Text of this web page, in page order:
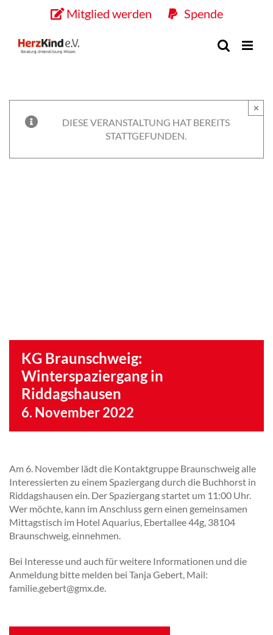
Mitglied werden Spende
DIESE VERANSTALTUNG HAT BEREITS
STATTGEFUNDEN.
×
KG Braunschweig:
Winterspaziergang in
Riddagshausen
6. November 2022
Am 6. November lädt die Kontaktgruppe Braunschweig alle
Interessierten zu einem Spaziergang durch die Buchhorst in
Riddagshausen ein. Der Spaziergang startet um 11:00 Uhr.
Wer möchte, kann im Anschluss gern einen gemeinsamen
Mittagstisch im Hotel Aquarius, Ebertallee 44g, 38104
Braunschweig, einnehmen.
Bei Interesse und auch für weitere Informationen und die
Anmeldung bitte melden bei Tanja Gebert, Mail:
familie.gebert@gmx.de.